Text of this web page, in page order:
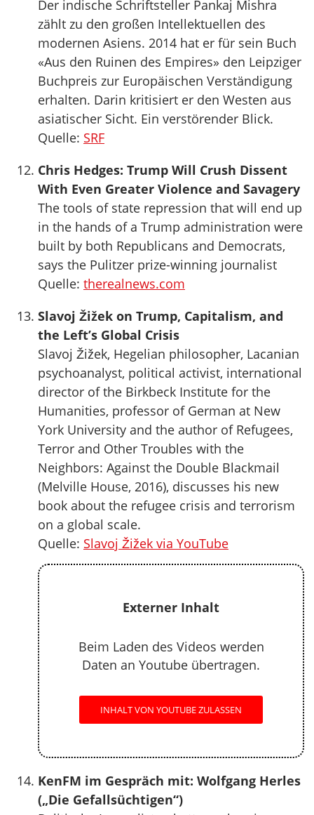
Der indische Schriftsteller Pankaj Mishra
zählt zu den großen Intellektuellen des
modernen Asiens. 2014 hat er für sein Buch
«Aus den Ruinen des Empires» den Leipziger
Buchpreis zur Europäischen Verständigung
erhalten. Darin kritisiert er den Westen aus
asiatischer Sicht. Ein verstörender Blick.
Quelle: SRF
Chris Hedges: Trump Will Crush Dissent
With Even Greater Violence and Savagery
The tools of state repression that will end up
in the hands of a Trump administration were
built by both Republicans and Democrats,
says the Pulitzer prize-winning journalist
Quelle: therealnews.com
Slavoj Žižek on Trump, Capitalism, and
the Left’s Global Crisis
Slavoj Žižek, Hegelian philosopher, Lacanian
psychoanalyst, political activist, international
director of the Birkbeck Institute for the
Humanities, professor of German at New
York University and the author of Refugees,
Terror and Other Troubles with the
Neighbors: Against the Double Blackmail
(Melville House, 2016), discusses his new
book about the refugee crisis and terrorism
on a global scale.
Quelle: Slavoj Žižek via YouTube
Externer Inhalt
Beim Laden des Videos werden
Daten an Youtube übertragen.
INHALT VON YOUTUBE ZULASSEN
KenFM im Gespräch mit: Wolfgang Herles
(„Die Gefallsüchtigen“)